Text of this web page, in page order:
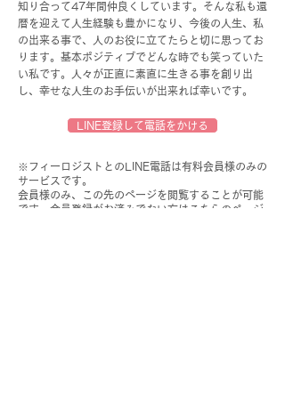
知り合って47年間仲良くしています。そんな私も還
暦を迎えて人生経験も豊かになり、今後の人生、私
の出来る事で、人のお役に立てたらと切に思ってお
ります。基本ポジティブでどんな時でも笑っていた
い私です。人々が正直に素直に生きる事を創り出
し、幸せな人生のお手伝いが出来れば幸いです。
LINE登録して電話をかける
※フィーロジストとのLINE電話は有料会員様のみの
サービスです。
​会員様のみ、この先のページを閲覧することが可能
です。会員登録がお済みでない方はこちらのページ